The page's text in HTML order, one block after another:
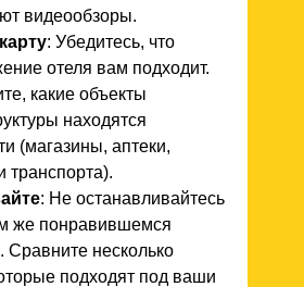
видеообзоры.
: Убедитесь, что
отеля вам подходит.
какие объекты
находятся
(магазины, аптеки,
транспорта).
: Не останавливайтесь
же понравившемся
Сравните несколько
подходят под ваши